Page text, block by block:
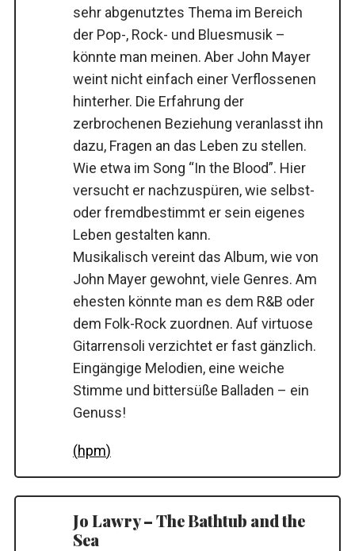
sehr abgenutztes Thema im Bereich
der Pop-, Rock- und Bluesmusik –
könnte man meinen. Aber John Mayer
weint nicht einfach einer Verflossenen
hinterher. Die Erfahrung der
zerbrochenen Beziehung veranlasst ihn
dazu, Fragen an das Leben zu stellen.
Wie etwa im Song “In the Blood”. Hier
versucht er nachzuspüren, wie selbst-
oder fremdbestimmt er sein eigenes
Leben gestalten kann.
Musikalisch vereint das Album, wie von
John Mayer gewohnt, viele Genres. Am
ehesten könnte man es dem R&B oder
dem Folk-Rock zuordnen. Auf virtuose
Gitarrensoli verzichtet er fast gänzlich.
Eingängige Melodien, eine weiche
Stimme und bittersüße Balladen – ein
Genuss!
(hpm)
Jo Lawry – The Bathtub and the
Sea